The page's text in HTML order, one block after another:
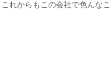
れからもこの会社で色んな